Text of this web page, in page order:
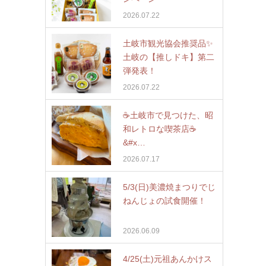
2026.07.22
土岐市観光協会推奨品✨
土岐の【推しドキ】第二
弾発表！
2026.07.22
☕️土岐市で見つけた、昭
和レトロな喫茶店☕
&#x…
2026.07.17
5/3(日)美濃焼まつりでじ
ねんじょの試食開催！
2026.06.09
4/25(土)元祖あんかけス